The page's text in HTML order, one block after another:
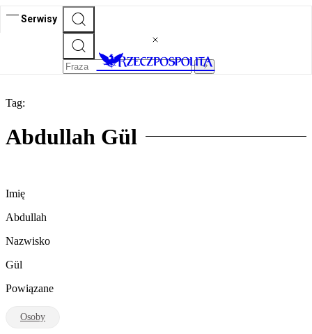
Serwisy
Tag:
Abdullah Gül
Imię
Abdullah
Nazwisko
Gül
Powiązane
Osoby